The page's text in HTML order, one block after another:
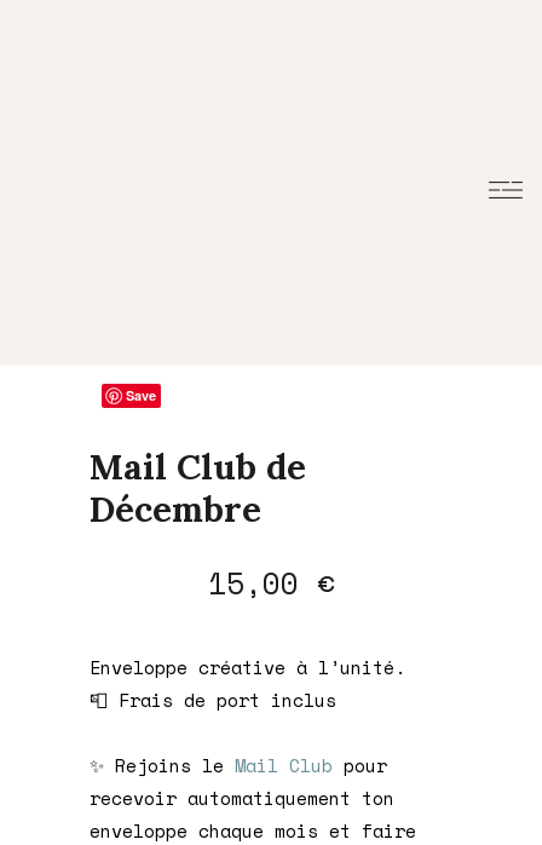
Save
Mail Club de
Décembre
15,00 €
Enveloppe créative à l’unité.
📮 Frais de port inclus
✨ Rejoins le Mail Club pour
recevoir automatiquement ton
enveloppe chaque mois et faire